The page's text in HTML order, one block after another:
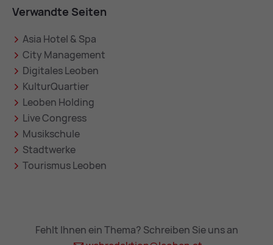
Verwandte Seiten
Asia Hotel & Spa
City Management
Digitales Leoben
KulturQuartier
Leoben Holding
Live Congress
Musikschule
Stadtwerke
Tourismus Leoben
Fehlt Ihnen ein Thema? Schreiben Sie uns an